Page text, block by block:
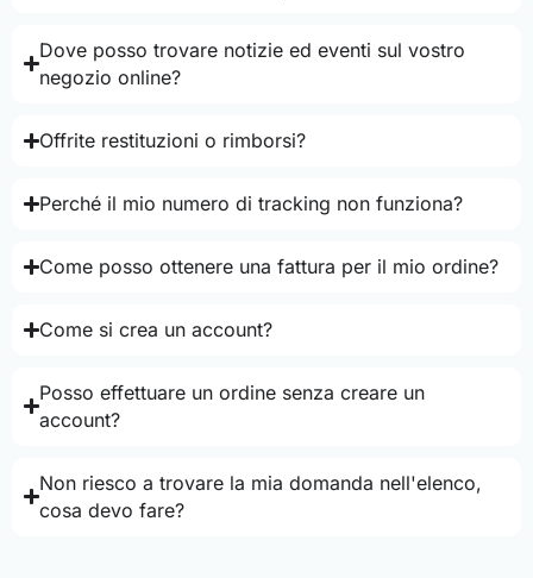
Dove posso trovare notizie ed eventi sul vostro
negozio online?
Offrite restituzioni o rimborsi?
Perché il mio numero di tracking non funziona?
Come posso ottenere una fattura per il mio ordine?
Come si crea un account?
Posso effettuare un ordine senza creare un
account?
Non riesco a trovare la mia domanda nell'elenco,
cosa devo fare?